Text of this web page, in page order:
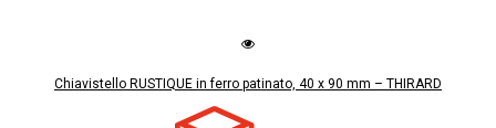
Chiavistello RUSTIQUE in ferro patinato, 40 x 90 mm – THIRARD